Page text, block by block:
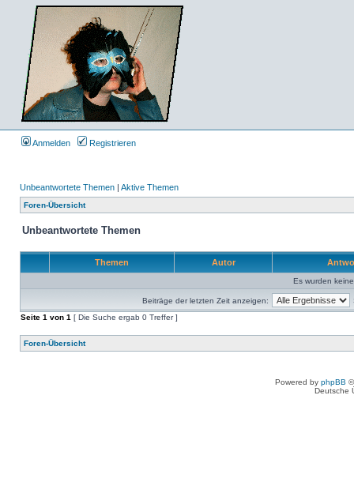
Anmelden Registrieren
Unbeantwortete Themen | Aktive Themen
Foren-Übersicht
Unbeantwortete Themen
Themen Autor
Es wurden
Beiträge der letzten Zeit anzeigen:
Seite 1 von 1 [ Die Suche ergab 0 Treffer ]
Foren-Übersicht
Powered by phpBB
Deutsche